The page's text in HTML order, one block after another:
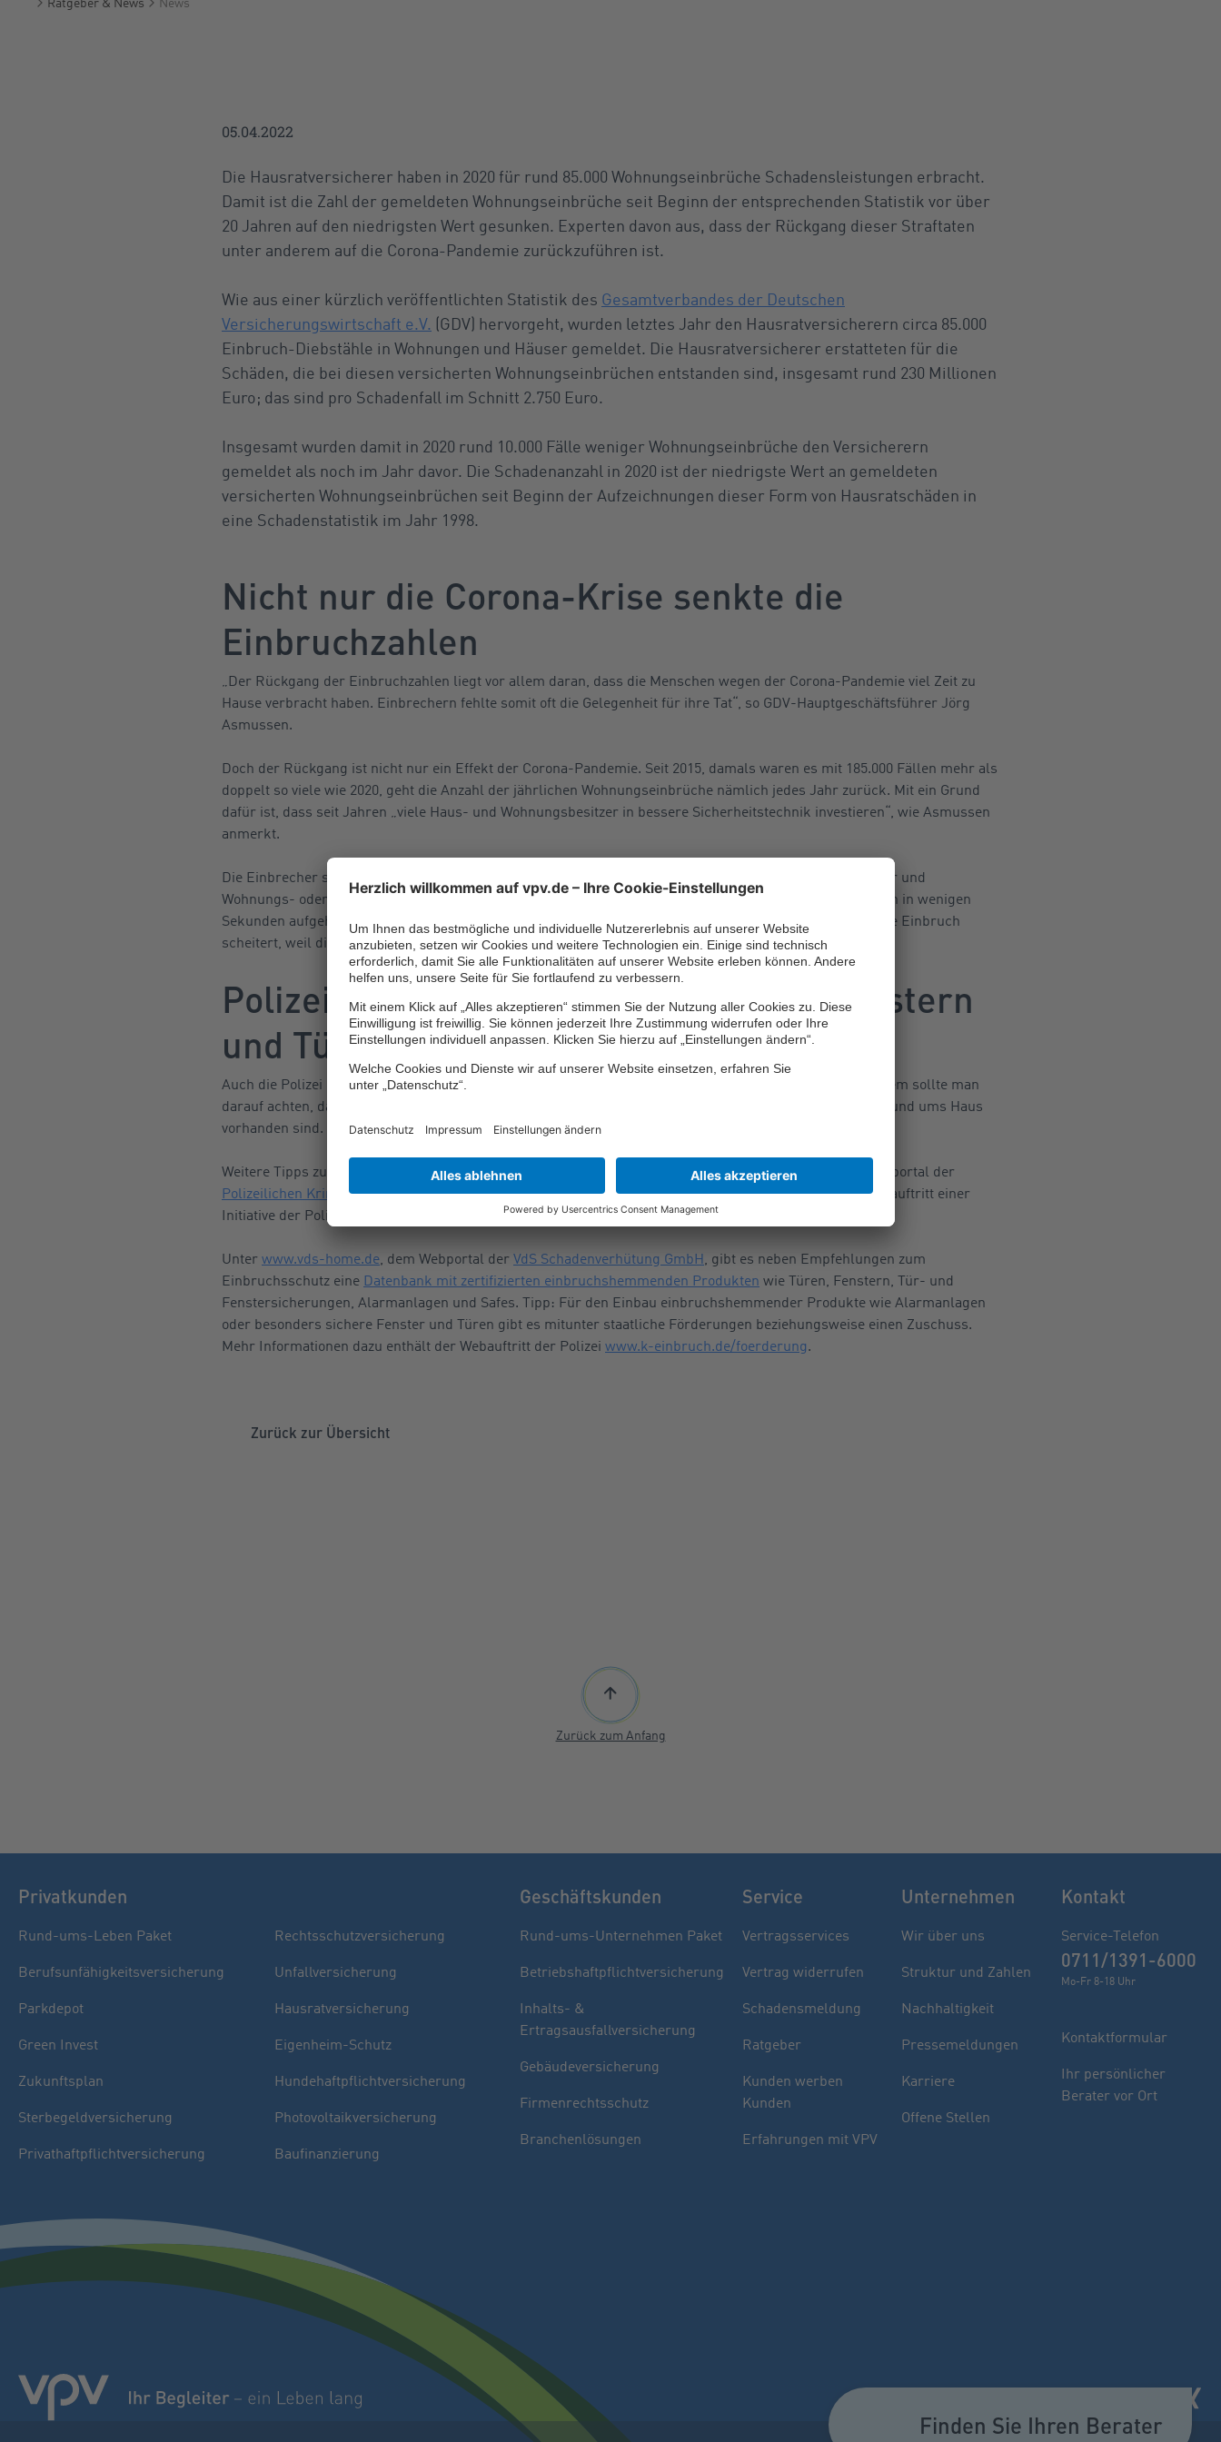
Finden Sie Ihren Berater
Finden Sie Ihren Berater
Sie haben noch Fragen oder möchten sich
indivuell beraten lassen.
05.04.2022
Die Hausratversicherer haben in 2020 für rund 85.000 Wohnungseinbrüche Schadensleistungen erbracht.
Damit ist die Zahl der gemeldeten Wohnungseinbrüche seit Beginn der entsprechenden Statistik vor über
20 Jahren auf den niedrigsten Wert gesunken. Experten davon aus, dass der Rückgang dieser Straftaten
unter anderem auf die Corona-Pandemie zurückzuführen ist.
Wie aus einer kürzlich veröffentlichten Statistik des Gesamtverbandes der Deutschen
Versicherungswirtschaft e.V. (GDV) hervorgeht, wurden letztes Jahr den Hausratversicherern circa 85.000
Einbruch-Diebstähle in Wohnungen und Häuser gemeldet. Die Hausratversicherer erstatteten für die
Schäden, die bei diesen versicherten Wohnungseinbrüchen entstanden sind, insgesamt rund 230 Millionen
Euro; das sind pro Schadenfall im Schnitt 2.750 Euro.
Insgesamt wurden damit in 2020 rund 10.000 Fälle weniger Wohnungseinbrüche den Versicherern
gemeldet als noch im Jahr davor. Die Schadenanzahl in 2020 ist der niedrigste Wert an gemeldeten
versicherten Wohnungseinbrüchen seit Beginn der Aufzeichnungen dieser Form von Hausratschäden in
eine Schadenstatistik im Jahr 1998.
Nicht nur die Corona-Krise senkte die
Einbruchzahlen
„Der Rückgang der Einbruchzahlen liegt vor allem daran, dass die Menschen wegen der Corona-Pandemie viel Zeit zu
Hause verbracht haben. Einbrechern fehlte somit oft die Gelegenheit für ihre Tat“, so GDV-Hauptgeschäftsführer Jörg
Asmussen.
Doch der Rückgang ist nicht nur ein Effekt der Corona-Pandemie. Seit 2015, damals waren es mit 185.000 Fällen mehr als
doppelt so viele wie 2020, geht die Anzahl der jährlichen Wohnungseinbrüche nämlich jedes Jahr zurück. Mit ein Grund
dafür ist, dass seit Jahren „viele Haus- und Wohnungsbesitzer in bessere Sicherheitstechnik investieren“, wie Asmussen
anmerkt.
Die Einbrecher steigen in Häuser und Wohnungen laut GDV hauptsächlich über leicht erreichbare Fenster und
Wohnungs- oder Fenstertüren ein, denn einfache, also nicht speziell gesicherte Fenster und Türen können in wenigen
Sekunden aufgehebelt werden. Der GDV betont daher: „Sicherheitstechnik lohnt sich: Nahezu jeder zweite Einbruch
scheitert, weil die Täter nicht schnell genug ins Haus kommen.“
Polizei rät zu einbruchshemmenden Fenstern
und Türen
Auch die Polizei empfiehlt,einbruchshemmende Fenster
einzubauen oder nachzurüsten. Zudem sollte man
darauf achten, dass keine Einstiegshilfen für Einbrecher wie Mülltonnen, Gartenmöbel oder gar Leitern rund ums Haus
vorhanden sind.
Weitere Tipps zur Minimierung des Einbruchsrisikos gibt es online unter www.k-einbruch.de
, einem Webportal der
Polizeilichen Kriminalprävention der Länder und des Bundes , und unterwww.nicht-bei-mir.de, dem Webauftritt einer
Initiative der Polizei und der Verbände der Sicherheitswirtschaft.
Unter www.vds-home.de, dem Webportal der VdS Schadenverhütung GmbH, gibt es neben Empfehlungen zum
Einbruchsschutz eine Datenbank mit zertifizierten einbruchshemmenden Produkten wie Türen, Fenstern, Tür- und
Fenstersicherungen, Alarmanlagen und Safes. Tipp: Für den Einbau einbruchshemmender Produkte wie Alarmanlagen
oder besonders sichere Fenster und Türen gibt es mitunter staatliche Förderungen beziehungsweise einen Zuschuss.
Mehr Informationen dazu enthält der Webauftritt der Polizei www.k-einbruch.de/foerderung.
Zurück zur Übersicht
Zurück zum Anfang
Privatkunden
Rund-ums-Leben Paket
Berufsunfähigkeitsversicherung
Parkdepot
Green Invest
Zukunftsplan
Sterbegeldversicherung
Privathaftpflichtversicherung
Rechtsschutzversicherung
Unfallversicherung
Hausratversicherung
Eigenheim-Schutz
Hundehaftpflichtversicherung
Photovoltaikversicherung
Baufinanzierung
Geschäftskunden
Rund-ums-Unternehmen Paket
Betriebshaftpflichtversicherung
Inhalts- &
Ertragsausfallversicherung
Gebäudeversicherung
Firmenrechtsschutz
Branchenlösungen
Service
Vertragsservices
Vertrag widerrufen
Schadensmeldung
Ratgeber
Kunden werben
Kunden
Erfahrungen mit VPV
Unternehmen
Wir über uns
Struktur und Zahlen
Nachhaltigkeit
Pressemeldungen
Karriere
Offene Stellen
Kontakt
Service-Telefon
0711/1391-6000
Mo-Fr 8-18 Uhr
Kontaktformular
Ihr persönlicher
Berater vor Ort